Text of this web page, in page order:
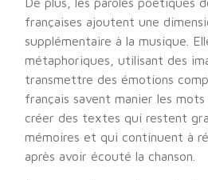
françaises ajoutent une
supplémentaire à la musique.
métaphoriques, utilisant des
transmettre des émotions
français savent manier les
créer des textes qui restent
mémoires et qui continuent à
après avoir écouté la chanson.